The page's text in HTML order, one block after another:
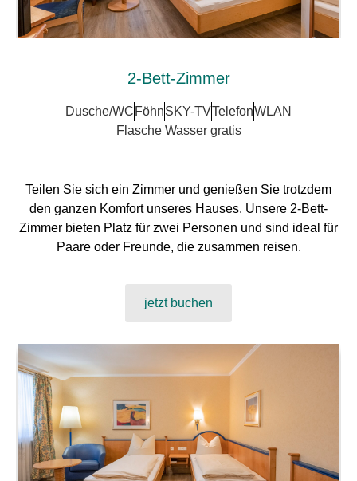
2-Bett-Zimmer
Dusche/WC FöhnSKY-TVTelefonWLAN
Flasche Wasser gratis
Teilen Sie sich ein Zimmer und genießen Sie trotzdem
den ganzen Komfort unseres Hauses. Unsere 2-Bett-
Zimmer bieten Platz für zwei Personen und sind ideal für
Paare oder Freunde, die zusammen reisen.
jetzt buchen